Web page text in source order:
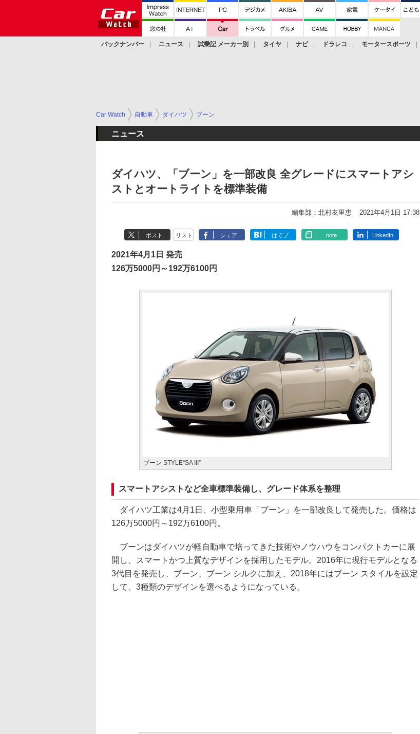
バックナンバー ニュース 試乗記 メーカー別 タイヤ ナビ ドラレコ モータースポーツ
Car Watch 自動車 ダイハツ ブーン
ニュース
ダイハツ、「ブーン」を一部改良 全グレードにスマートアシ
ストとオートライトを標準装備
編集部：北村友里恵 2021年4月1日 17:38
ポスト リスト シェア はてブ note LinkedIn
2021年4月1日 発売
126万5000円～192万6100円
ブーン STYLE“SA III”
スマートアシストなど全車標準装備し、グレード体系を整理
ダイハツ工業は4月1日、小型乗用車「ブーン」を一部改良して発売した。価格は
126万5000円～192万6100円。
ブーンはダイハツが軽自動車で培ってきた技術やノウハウをコンパクトカーに展
開し、スマートかつ上質なデザインを採用したモデル。2016年に現行モデルとなる
3代目を発売し、ブーン、ブーン シルクに加え、2018年にはブーン スタイルを設定
して、3種類のデザインを選べるようになっている。